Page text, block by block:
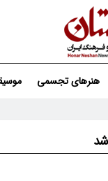
هنرهای تجسمی
شد